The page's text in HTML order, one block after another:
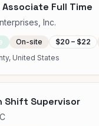
Full Time
Inc.
On-site $20 – $22
United States
Shift Supervisor